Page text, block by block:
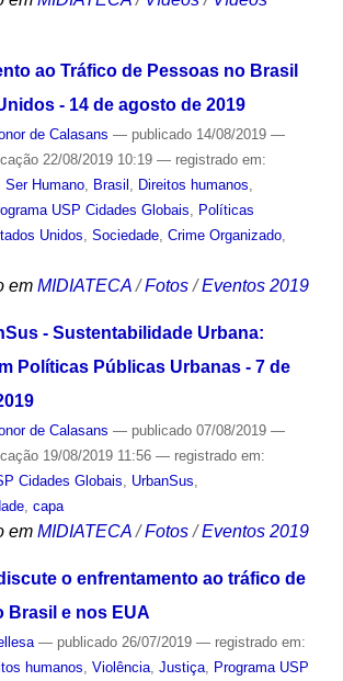
ao Tráfico de Pessoas no Brasil
- 14 de agosto de 2019
de Calasans — publicado14/08/2019 —
22/08/2019 10:19 — registrado em:
Ser Humano, Brasil , Direitos humanos,
USP Cidades Globais, Políticas
Unidos, Sociedade, Crime Organizado,
em MIDIATECA /Fotos /Eventos 2019
- Sustentabilidade Urbana:
Políticas Públicas Urbanas - 7 de
de Calasans — publicado07/08/2019 —
19/08/2019 11:56 — registrado em:
Cidades Globais, UrbanSus,
, capa
em MIDIATECA /Fotos /Eventos 2019
o enfrentamento ao tráfico de
Brasil e nos EUA
— publicado26/07/2019 — registrado em:
humanos Violência, Justiça,
Programa USP